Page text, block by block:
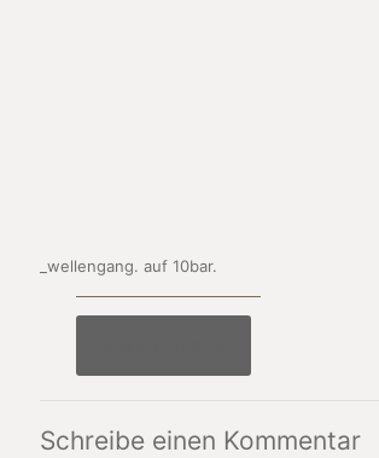
_wellengang. auf 10bar.
Schreibe einen Kommentar